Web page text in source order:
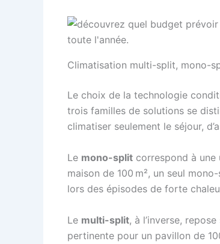
Climatisation multi-split, mono-
Le choix de la technologie
trois familles de solutions se
climatiser seulement le séjour,
Le mono-split correspond à une
maison de 100 m², un seul
lors des épisodes de forte
Le multi-split, à l’inverse,
pertinente pour un pavillon de